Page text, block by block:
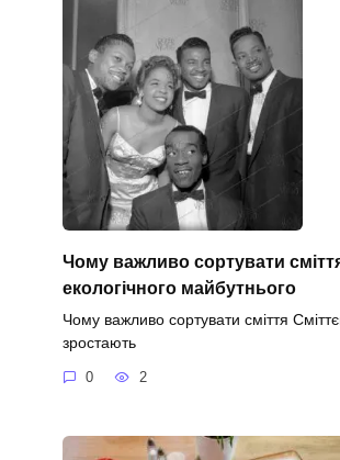
Чому важливо сортувати
екологічного майбутнього
Чому важливо сортувати сміття
зростають
0 2